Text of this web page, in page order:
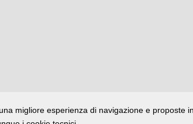
migliore esperienza di navigazione e proposte